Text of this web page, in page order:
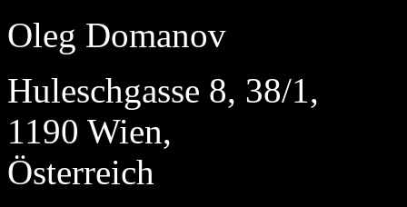
Oleg Domanov
Huleschgasse 8, 38/1,
1190 Wien,
Österreich